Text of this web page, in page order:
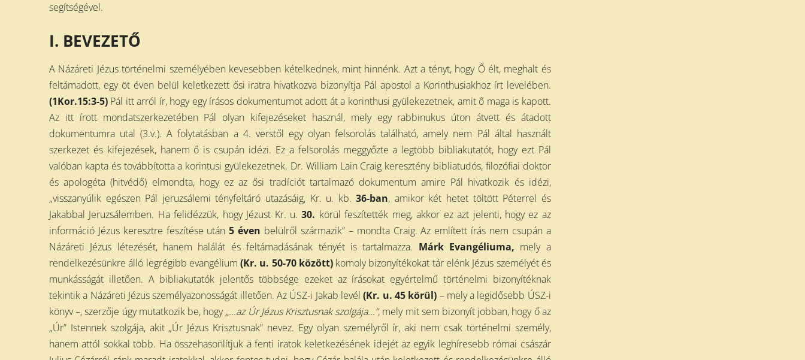
segítségével.
I. BEVEZETŐ
A Názáreti Jézus történelmi személyében kevesebben kételkednek, mint hinnénk. Azt a tényt, hogy Ő élt, meghalt és
feltámadott, egy öt éven belül keletkezett ősi iratra hivatkozva bizonyítja Pál apostol a Korinthusiakhoz írt levelében.
(1Kor.15:3-5) Pál itt arról ír, hogy egy írásos dokumentumot adott át a korinthusi gyülekezetnek, amit ő maga is kapott.
Az itt írott mondatszerkezetében Pál olyan kifejezéseket használ, mely egy rabbinukus úton átvett és átadott
dokumentumra utal (3.v.). A folytatásban a 4. verstől egy olyan felsorolás található, amely nem Pál által használt
szerkezet és kifejezések, hanem ő is csupán idézi. Ez a felsorolás meggyőzte a legtöbb bibliakutatót, hogy ezt Pál
valóban kapta és továbbította a korintusi gyülekezetnek. Dr. William Lain Craig keresztény bibliatudós, filozófiai doktor
és apologéta (hitvédő) elmondta, hogy ez az ősi tradíciót tartalmazó dokumentum amire Pál hivatkozik és idézi,
„visszanyúlik egészen Pál jeruzsálemi tényfeltáró utazásáig, Kr. u. kb.36-ban, amikor két hetet töltött Péterrel és
Jakabbal Jeruzsálemben. Ha felidézzük, hogy Jézust Kr. u.30. körül feszítették meg, akkor ez azt jelenti, hogy ez az
információ Jézus keresztre feszítése után5 éven belülről származik” – mondta Craig. Az említett írás nem csupán a
Názáreti Jézus létezését, hanem halálát és feltámadásának tényét is tartalmazza. Márk Evangéliuma, mely a
rendelkezésünkre álló legrégibb evangélium(Kr. u. 50-70 között)komoly bizonyítékokat tár elénk Jézus személyét és
munkásságát illetően. A bibliakutatók jelentős többsége ezeket az írásokat egyértelmű történelmi bizonyítéknak
tekintik a Názáreti Jézus személyazonosságát illetően. Az ÚSZ-i Jakab levél(Kr. u. 45 körül) – mely a legidősebb ÚSZ-i
könyv –, szerzője úgy mutatkozik be, hogy„...az Úr Jézus Krisztusnak szolgája...”, mely mit sem bizonyít jobban, hogy ő az
„Úr” Istennek szolgája, akit „Úr Jézus Krisztusnak” nevez. Egy olyan személyről ír, aki nem csak történelmi személy,
hanem attól sokkal több. Ha összehasonlítjuk a fenti iratok keletkezésének idejét az egyik leghíresebb római császár